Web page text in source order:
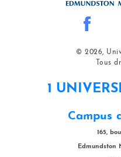
© 2026,
Tous
1
Campus
165,
Edmundston